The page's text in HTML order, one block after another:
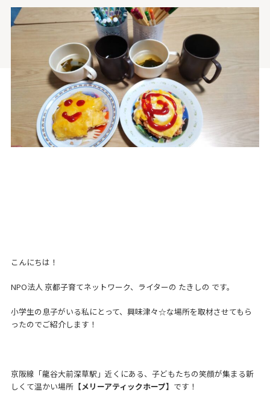
こんにちは！
NPO法人 京都子育てネットワーク、ライターの たきしの です。
小学生の息子がいる私にとって、興味津々☆な場所を取材させてもら
ったのでご紹介します！
京阪線「龍谷大前深草駅」近くにある、子どもたちの笑顔が集まる新
しくて温かい場所【メリーアティックホープ】 です！